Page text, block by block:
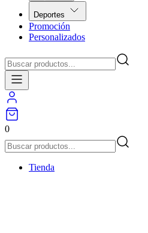
Deportes
Promoción
Personalizados
0
Tienda